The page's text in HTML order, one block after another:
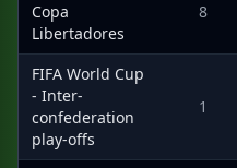
Copa
Libertadores
8
FIFA World Cup
- Inter-
confederation
play-offs
1